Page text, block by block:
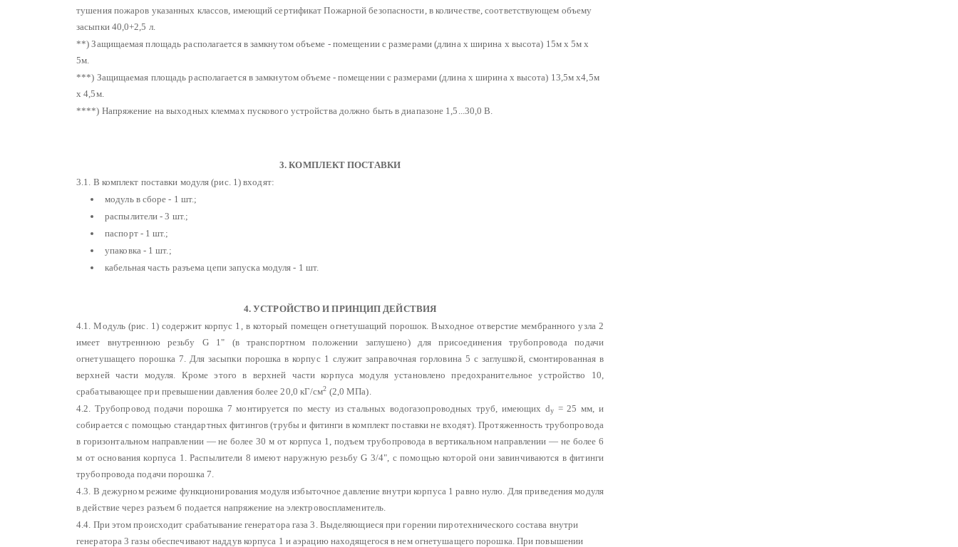
тушения пожаров указанных классов, имеющий сертификат Пожарной безопасности, в количестве, соответствующем объему
засыпки 40,0+2,5 л.
**) Защищаемая площадь располагается в замкнутом объеме - помещении с размерами (длина х ширина х высота) 15м х 5м х
5м.
***) Защищаемая площадь располагается в замкнутом объеме - помещении с размерами (длина х ширина х высота) 13,5м х4,5м
х 4,5м.
****) Напряжение на выходных клеммах пускового устройства должно быть в диапазоне 1,5...30,0 В.
3. КОМПЛЕКТ ПОСТАВКИ
3.1. В комплект поставки модуля (рис. 1) входят:
модуль в сборе - 1 шт.;
распылители - 3 шт.;
паспорт - 1 шт.;
упаковка - 1 шт.;
кабельная часть разъема цепи запуска модуля - 1 шт.
4. УСТРОЙСТВО И ПРИНЦИП ДЕЙСТВИЯ
4.1. Модуль (рис. 1) содержит корпус 1, в который помещен огнетушащий порошок. Выходное отверстие мембранного узла 2
имеет внутреннюю резьбу G 1" (в транспортном положении заглушено) для присоединения трубопровода подачи
огнетушащего порошка 7. Для засыпки порошка в корпус 1 служит заправочная горловина 5 с заглушкой, смонтированная в
верхней части модуля. Кроме этого в верхней части корпуса модуля установлено предохранительное устройство 10,
срабатывающее при превышении давления более 20,0 кГ/см2 (2,0 МПа).
4.2. Трубопровод подачи порошка 7 монтируется по месту из стальных водогазопроводных труб, имеющих dу = 25 мм, и
собирается с помощью стандартных фитингов (трубы и фитинги в комплект поставки не входят). Протяженность трубопровода
в горизонтальном направлении — не более 30 м от корпуса 1, подъем трубопровода в вертикальном направлении — не более 6
м от основания корпуса 1. Распылители 8 имеют наружную резьбу G 3/4", с помощью которой они завинчиваются в фитинги
трубопровода подачи порошка 7.
4.3. В дежурном режиме функционирования модуля избыточное давление внутри корпуса 1 равно нулю. Для приведения модуля
в действие через разъем 6 подается напряжение на электровоспламенитель.
4.4. При этом происходит срабатывание генератора газа 3. Выделяющиеся при горении пиротехнического состава внутри
генератора 3 газы обеспечивают наддув корпуса 1 и аэрацию находящегося в нем огнетушащего порошка. При повышении